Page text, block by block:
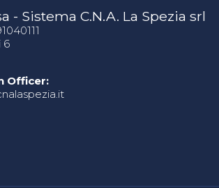
- Sistema C.N.A. La Spezia srl
6
Officer: